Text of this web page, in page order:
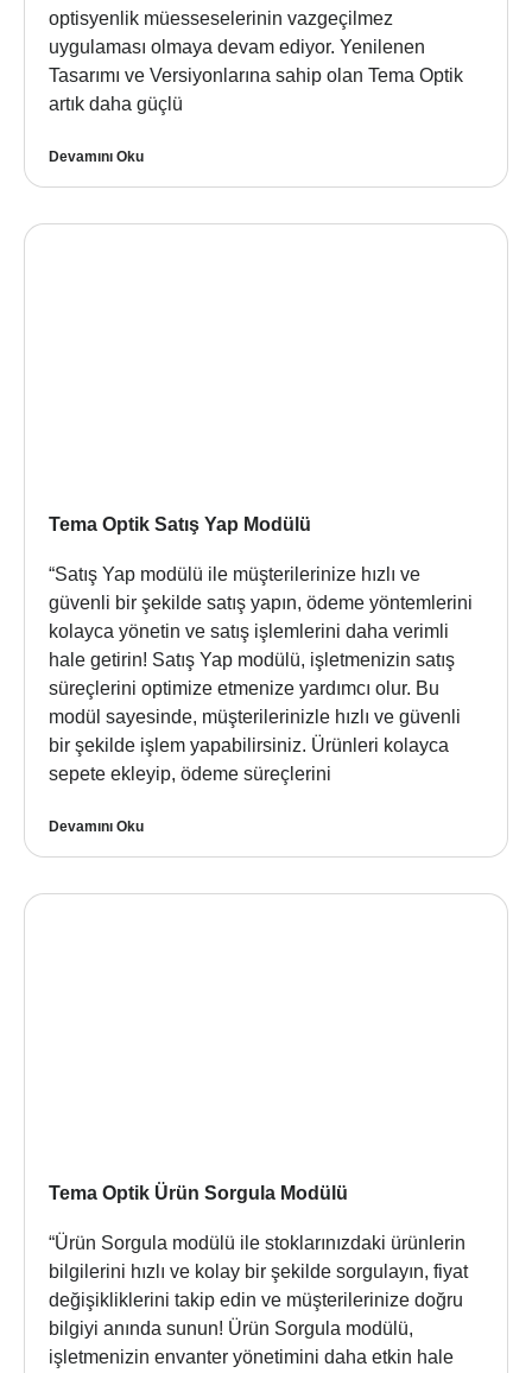
optisyenlik müesseselerinin vazgeçilmez
uygulaması olmaya devam ediyor. Yenilenen
Tasarımı ve Versiyonlarına sahip olan Tema Optik
artık daha güçlü
Devamını Oku
Tema Optik Satış Yap Modülü
“Satış Yap modülü ile müşterilerinize hızlı ve
güvenli bir şekilde satış yapın, ödeme yöntemlerini
kolayca yönetin ve satış işlemlerini daha verimli
hale getirin! Satış Yap modülü, işletmenizin satış
süreçlerini optimize etmenize yardımcı olur. Bu
modül sayesinde, müşterilerinizle hızlı ve güvenli
bir şekilde işlem yapabilirsiniz. Ürünleri kolayca
sepete ekleyip, ödeme süreçlerini
Devamını Oku
Tema Optik Ürün Sorgula Modülü
“Ürün Sorgula modülü ile stoklarınızdaki ürünlerin
bilgilerini hızlı ve kolay bir şekilde sorgulayın, fiyat
değişikliklerini takip edin ve müşterilerinize doğru
bilgiyi anında sunun! Ürün Sorgula modülü,
işletmenizin envanter yönetimini daha etkin hale